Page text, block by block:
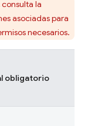
consulta la
asociadas para
necesarios.
obligatorio